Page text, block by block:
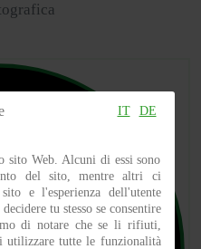
IT DE
sito Web. Alcuni di essi sono
del sito, mentre altri ci
e l'esperienza dell'utente
tu stesso se consentire
di notare che se li rifiuti,
utilizzare tutte le funzionalità